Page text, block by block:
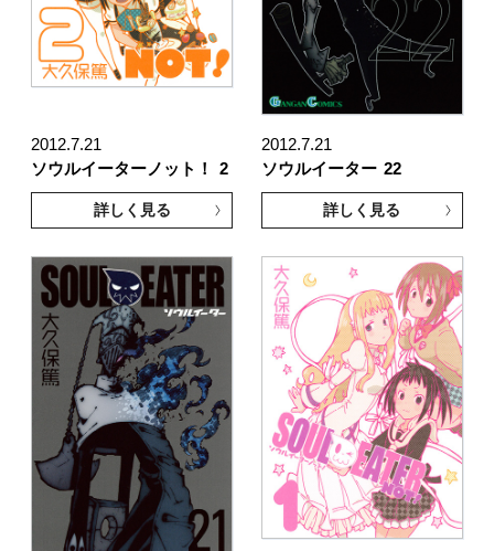
2012.7.21
ソウルイーターノット！
2
詳しく見る
2012.7.21
ソウルイーター 22
詳しく見る